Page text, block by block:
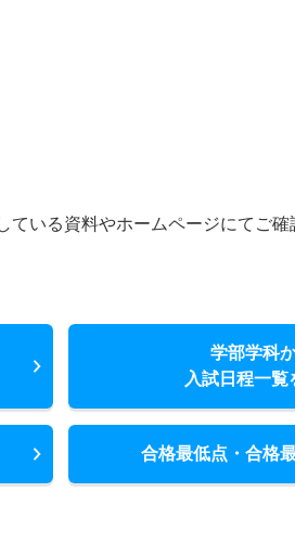
いる資料やホームページにてご確
学部学科
入試日程一覧
合格最低点・合格